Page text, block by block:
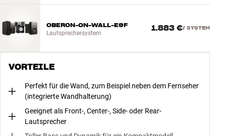
OBERON-ON-WALL-E9F
Lautsprechersystem
1.883 €/ SYSTEM
VORTEILE
Perfekt für die Wand, zum Beispiel neben dem Fernseher
(integrierte Wandhalterung)
Geeignet als Front-, Center-, Side- oder Rear-
Lautsprecher